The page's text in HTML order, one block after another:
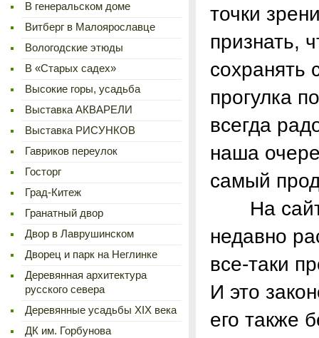
В генеральском доме
Витберг в Малоярославце
Вологодские этюды
В «Старых садех»
Высокие горы, усадьба
Выставка АКВАРЕЛИ
Выставка РИСУНКОВ
Гавриков переулок
Госторг
Град-Китеж
Гранатный двор
Двор в Лаврушинском
Дворец и парк на Неглинке
Деревянная архитектура
русского севера
Деревянные усадьбы XIX века
ДК им. Горбунова
точки
признать,
сохранять
прогулка
всегда
наша
самый
На сайте
недавно
все-таки
И это
его также